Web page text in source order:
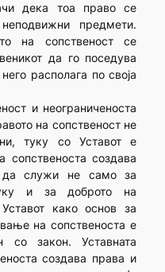
дека тоа право се
предмети.
на сопственост се
да го поседува
располага по своја
и неограниченоста
на сопственост не
туку со Уставот е
сопственоста создава
служи не само за
и за доброто на
како основ за
на сопственоста е
со закон. Уставната
создава права и